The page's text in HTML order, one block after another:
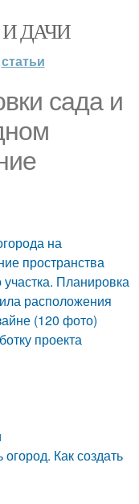
ДАЧИ
статьи
сада и
на
пространства
Планировка
расположения
(120 фото)
проекта
Как создать